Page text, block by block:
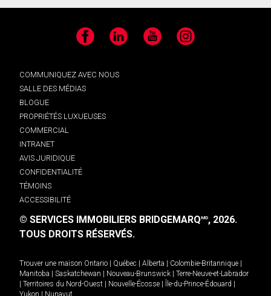
Facebook LinkedIn YouTube Instagram
COMMUNIQUEZ AVEC NOUS
SALLE DES MÉDIAS
BLOGUE
PROPRIÉTÉS LUXUEUSES
COMMERCIAL
INTRANET
AVIS JURIDIQUE
CONFIDENTIALITÉ
TÉMOINS
ACCESSIBILITÉ
© SERVICES IMMOBILIERS BRIDGEMARQMD, 2026.
TOUS DROITS RÉSERVÉS.
Trouver une maison Ontario Québec Alberta Colombie-Britannique
Manitoba
Saskatchewan Nouveau-Brunswick
Terre-Neuve-et-Labrador
Territoires du Nord-Ouest Nouvelle-Écosse Île-du-Prince-Édouard